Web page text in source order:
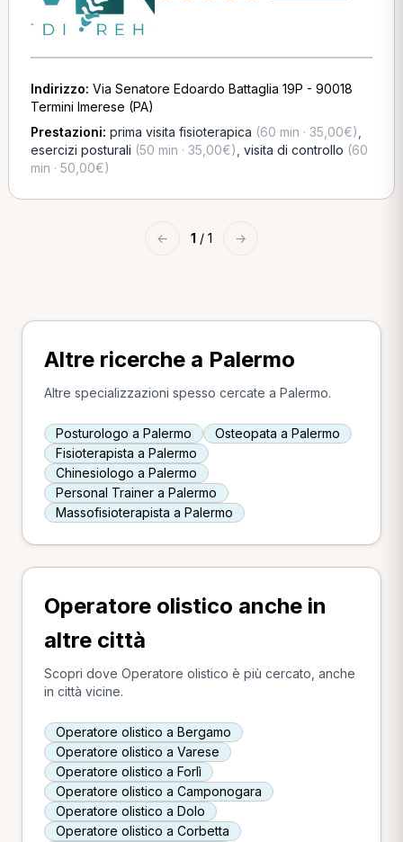
Indirizzo: Via Senatore Edoardo Battaglia 19P - 90018
Termini Imerese (PA)
Prestazioni: prima visita fisioterapica (60 min · 35,00€)
esercizi posturali (50 min · 35,00€) visita di controllo (60
min · 50,00€)
← 1 / 1 →
Altre ricerche a Palermo
Altre specializzazioni spesso cercate a Palermo.
Posturologo a Palermo
Osteopata a Palermo
Fisioterapista a Palermo
Chinesiologo a Palermo
Personal Trainer a Palermo
Massofisioterapista a Palermo
Operatore olistico anche in
altre città
Scopri dove Operatore olistico è più cercato, anche
in città vicine.
Operatore olistico a Bergamo
Operatore olistico a Varese
Operatore olistico a Forlì
Operatore olistico a Camponogara
Operatore olistico a Dolo
Operatore olistico a Corbetta